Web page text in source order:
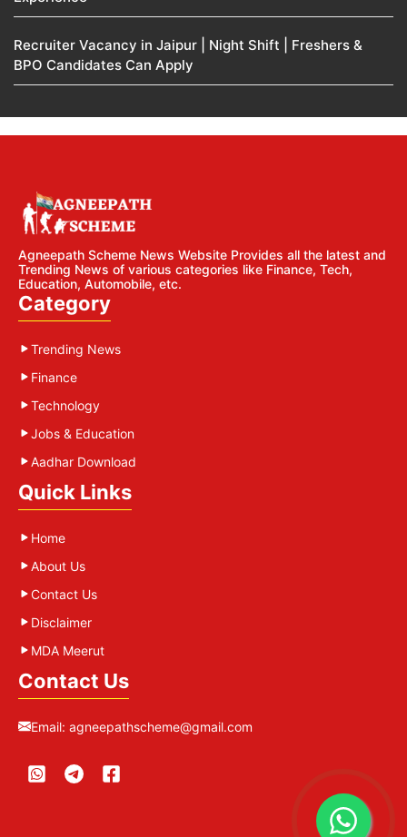
Recruiter Vacancy in Jaipur | Night Shift | Freshers &
BPO Candidates Can Apply
Agneepath Scheme News Website Provides all the latest and
Trending News of various categories like Finance, Tech,
Education, Automobile, etc.
Category
Trending News
Finance
Technology
Jobs & Education
Aadhar Download
Quick Links
Home
About Us
Contact Us
Disclaimer
MDA Meerut
Contact Us
Email: agneepathscheme@gmail.com